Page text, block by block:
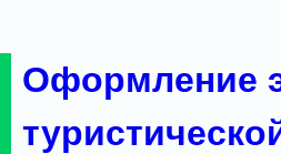
Оформление